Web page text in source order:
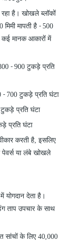
रहा है। खोखले ब्लॉकों
मिमी मापती है - 500
कई मानक आकारों में
- 900 टुकड़े प्रति
- 700 टुकड़े प्रति घंटा
प्रति घंटा
प्रति घंटा
करती है, इसलिए
या लंबे खोखले
योगदान देता है।
ताप उपचार के साथ
सांचों के लिए 40,000